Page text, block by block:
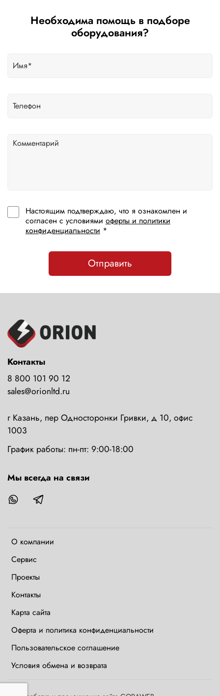
Необходима помощь в подборе
оборудования?
Настоящим подтверждаю, что я ознакомлен и
согласен с условиями оферты и политики
конфиденциальности *
Отправить
О компании
Сервис
Проекты
Контакты
Карта сайта
Оферта и политика конфиденциальности
Пользовательское соглашение
Условия обмена и возврата
Контакты
8 800 101 90 12
sales@orionltd.ru
г Казань, пер Односторонки Гривки, д 10, офис
1003
График работы: пн-пт: 9:00-18:00
Мы всегда на связи